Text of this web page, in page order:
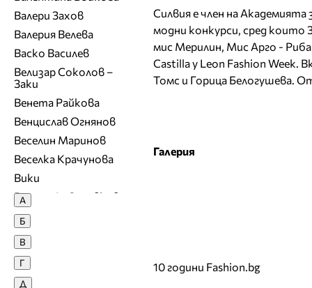
Силвия е член на
модни конкурси, сред които
мис Мерилин, Мис Арго -
Castilla y Leon Fashion
Томс и Горица Белогушева.
Галерия
10 години Fashion.bg
Валери Захов
Валерия Велева
Васко Василев
Велизар Соколов –
Заки
Венета Райкова
Венцислав Огнянов
Веселин Маринов
Веселка Крачунова
Вики
Виргини\я Здравкова
Владимир Ампов -
Графа
Владимир Карамазов
Вяра Георгиева
А
Б
В
Г
Д